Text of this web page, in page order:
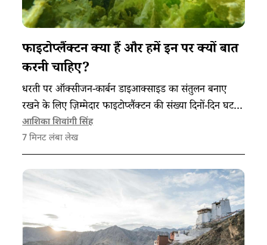
फाइटोप्लैंक्टन क्या हैं और हमें इन पर क्यों बात
करनी चाहिए?
धरती पर ऑक्सीजन-कार्बन डाइआक्साइड का संतुलन बनाए
रखने के लिए ज़िम्मेदार फाइटोप्लैंक्टन की संख्या दिनों-दिन घटती
जा रही है, अगर ऐसा ही रहा तो हमारा भविष्य कैसा दिखेगा?
आशिका शिवांगी सिंह
7 मिनट लंबा लेख